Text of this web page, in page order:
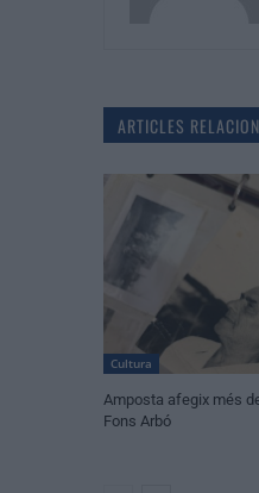
ARTICLES
Cultura
Amposta afegix més
Fons Arbó